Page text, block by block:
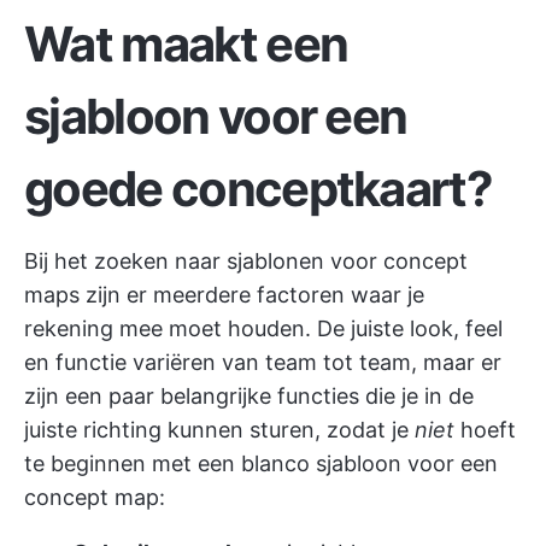
Wat maakt een
sjabloon voor een
goede conceptkaart?
Bij het zoeken naar sjablonen voor concept
maps zijn er meerdere factoren waar je
rekening mee moet houden. De juiste look, feel
en functie variëren van team tot team, maar er
zijn een paar belangrijke functies die je in de
juiste richting kunnen sturen, zodat je niet hoeft
te beginnen met een blanco sjabloon voor een
concept map: